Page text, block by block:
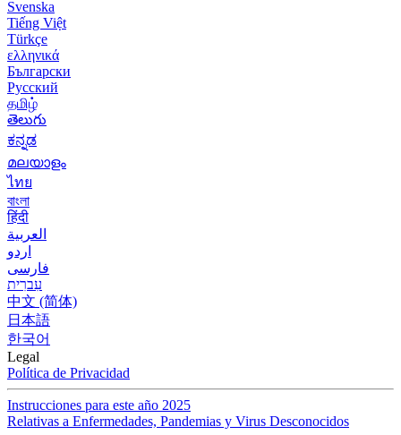
Svenska
Tiếng Việt
Türkçe
ελληνικά
Български
Русский
தமிழ்
తెలుగు
ಕನ್ನಡ
മലയാളം
ไทย
বাংলা
हिंदी
العربية
اردو
فارسی
עִברִית
中文 (简体)
日本語
한국어
Legal
Política de Privacidad
Instrucciones para este año 2025
Relativas a Enfermedades, Pandemias y Virus Desconocidos